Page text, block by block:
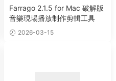
Farrago 2.1.5 for Mac 破解版
音樂現場播放制作剪輯工具
2026-03-15